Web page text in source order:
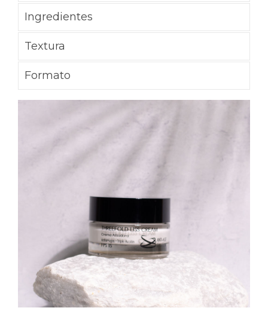
Ingredientes
Textura
Formato